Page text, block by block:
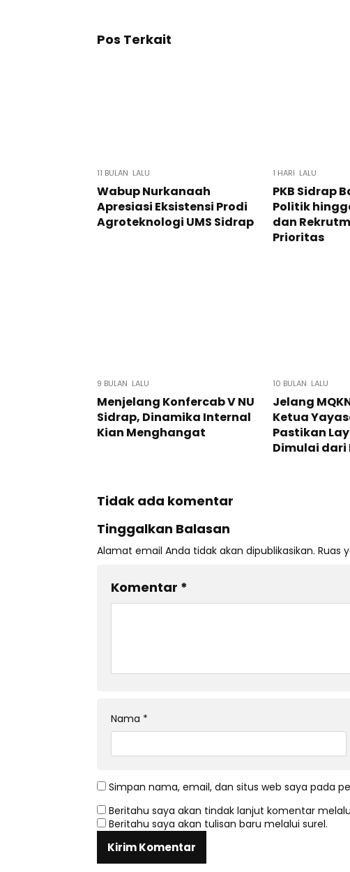
Pos Terkait
11 BULAN LALU
Wabup Nurkanaah
Apresiasi Eksistensi Prodi
Agroteknologi UMS Sidrap
1 HARI LALU
PKB Sidrap
Politik
dan
Prioritas
9 BULAN LALU
Menjelang Konfercab V NU
Sidrap, Dinamika Internal
Kian Menghangat
10 BULAN LALU
Jelang
Ketua
Pastikan
Dimulai dari
Tidak ada komentar
Tinggalkan Balasan
Alamat email Anda tidak akan dipublikasikan. Ruas
Komentar *
Nama *
Simpan nama, email, dan situs web saya pada
Beritahu saya akan tindak lanjut komentar
Beritahu saya akan tulisan baru melalui surel.